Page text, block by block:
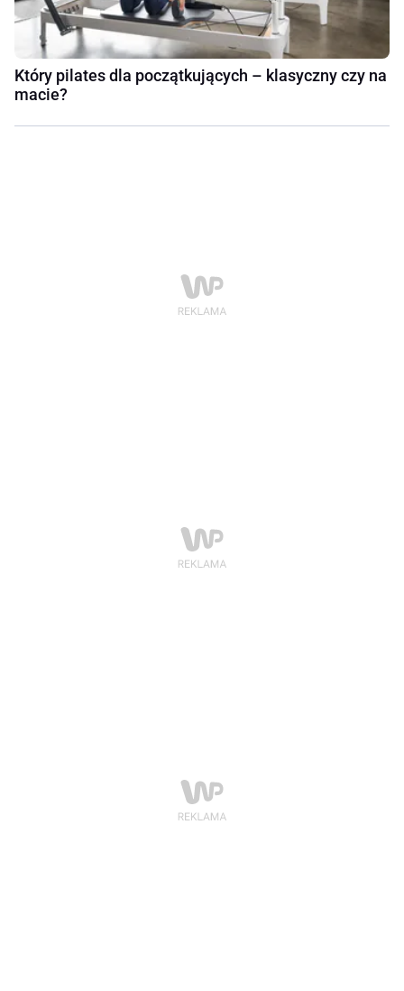
Który pilates dla początkujących – klasyczny czy na
macie?